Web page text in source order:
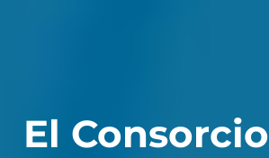
El Consorcio